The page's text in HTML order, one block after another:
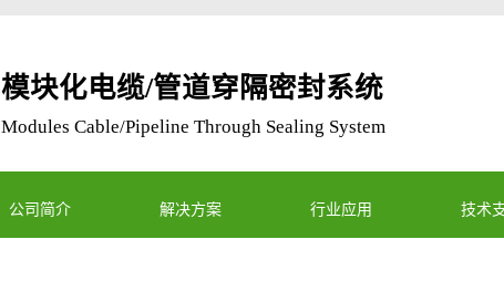
模块化电缆/管道穿隔密封系统
Modules Cable/Pipeline Through Sealing System
公司简介 解决方案 行业应用 技术